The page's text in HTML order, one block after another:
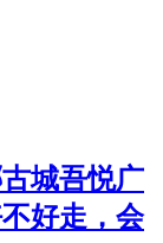
城吾悦广
好走，会